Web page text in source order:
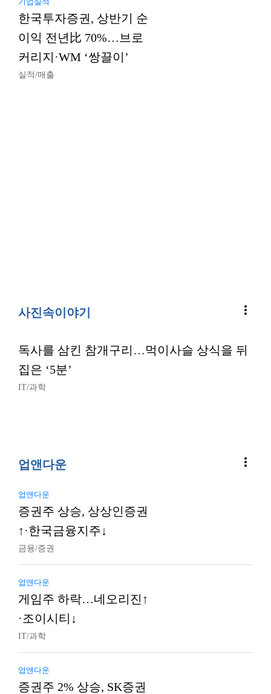
한국투자증권, 상반기 순
이익 전년比 70%…브로
커리지·WM ‘쌍끌이’
실적/매출
사진속이야기 more_vert
독사를 삼킨 참개구리…먹이사슬 상식을 뒤
집은 ‘5분’
IT/과학
업앤다운 more_vert
업앤다운
증권주 상승, 상상인증권
↑·한국금융지주↓
금융/증권
업앤다운
게임주 하락…네오리진↑
·조이시티↓
IT/과학
업앤다운
증권주 2% 상승, SK증권